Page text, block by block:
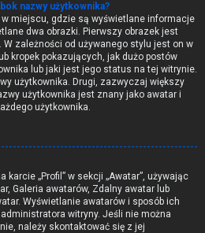
nazwy użytkownika?
miejscu, gdzie są wyświetlane informacje
dwa obrazki. Pierwszy obrazek jest
zależności od używanego stylu jest on w
kropek pokazujących, jak dużo postów
lub jaki jest jego status na tej witrynie.
użytkownika. Drugi, zazwyczaj większy
użytkownika jest znany jako awatar i
użytkownika.
„Profil” w sekcji „Awatar”, używając
Galeria awatarów, Zdalny awatar lub
Wyświetlanie awatarów i sposób ich
witryny. Jeśli nie można
należy skontaktować się z jej